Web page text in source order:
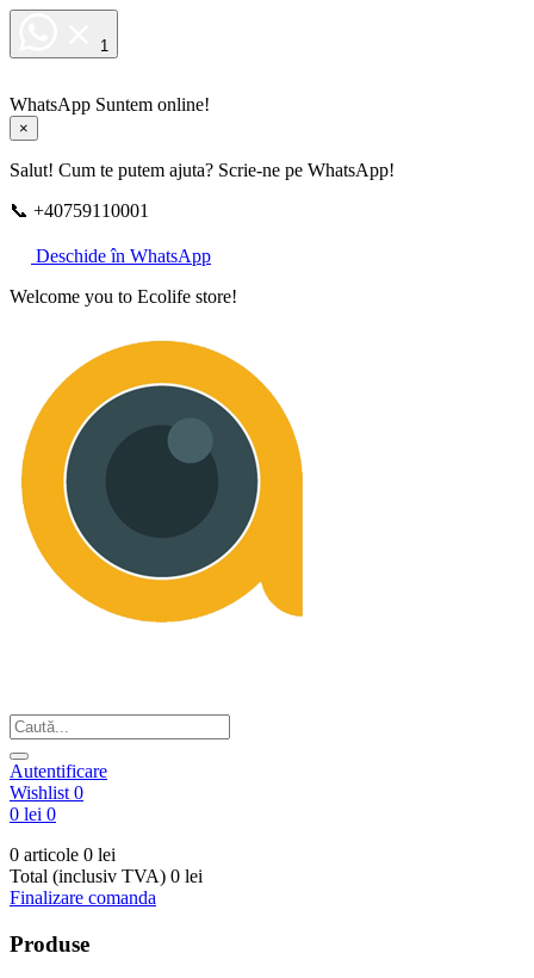
1
WhatsApp Suntem online!
×
Salut! Cum te putem ajuta? Scrie-ne pe WhatsApp!
📞 +40759110001
Deschide în WhatsApp
Welcome you to Ecolife store!
Autentificare
Wishlist 0
0 lei 0
0 articole 0 lei
Total (inclusiv TVA) 0 lei
Finalizare comanda
Produse